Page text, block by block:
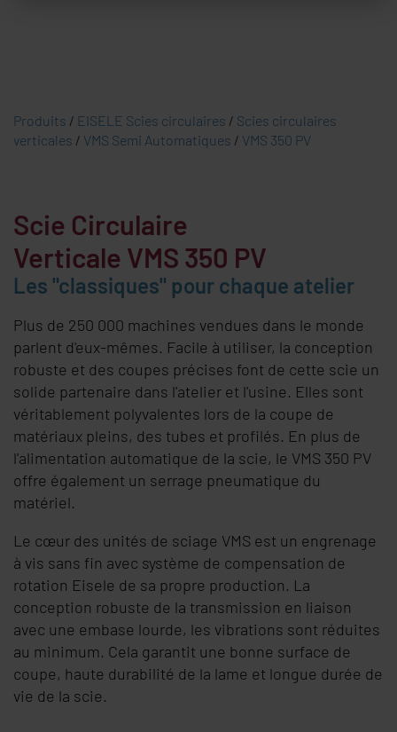
Produits / EISELE Scies circulaires / Scies circulaires
verticales / VMS Semi Automatiques / VMS 350 PV
Scie Circulaire
Verticale VMS 350 PV
Les "classiques" pour chaque atelier
Plus de 250 000 machines vendues dans le monde
parlent d'eux-mêmes. Facile à utiliser, la conception
robuste et des coupes précises font de cette scie un
solide partenaire dans l'atelier et l'usine. Elles sont
véritablement polyvalentes lors de la coupe de
matériaux pleins, des tubes et profilés. En plus de
l'alimentation automatique de la scie, le VMS 350 PV
offre également un serrage pneumatique du
matériel.
Le cœur des unités de sciage VMS est un engrenage
à vis sans fin avec système de compensation de
rotation Eisele de sa propre production. La
conception robuste de la transmission en liaison
avec une embase lourde, les vibrations sont réduites
au minimum. Cela garantit une bonne surface de
coupe, haute durabilité de la lame et longue durée de
vie de la scie.